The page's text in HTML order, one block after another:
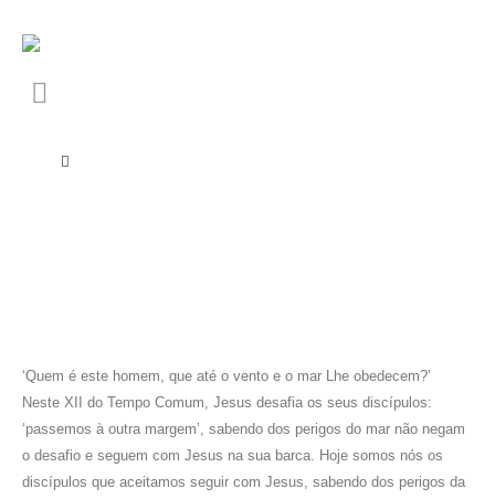
‘Quem é este homem, que até o vento e o mar Lhe obedecem?’
Neste XII do Tempo Comum, Jesus desafia os seus discípulos:
‘passemos à outra margem’, sabendo dos perigos do mar não negam
o desafio e seguem com Jesus na sua barca. Hoje somos nós os
discípulos que aceitamos seguir com Jesus, sabendo dos perigos da